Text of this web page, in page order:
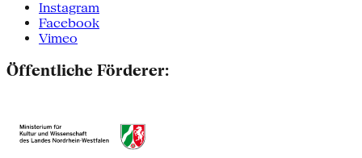
Instagram
Facebook
Vimeo
Öffentliche Förderer: